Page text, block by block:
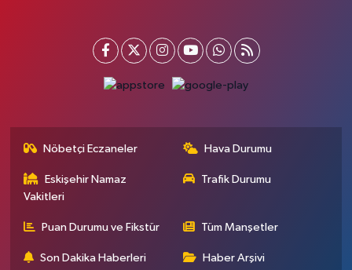
Nöbetçi Eczaneler Hava Durumu
Eskişehir Namaz
Vakitleri
Trafik Durumu
Puan Durumu ve Fikstür Tüm Manşetler
Son Dakika Haberleri Haber Arşivi